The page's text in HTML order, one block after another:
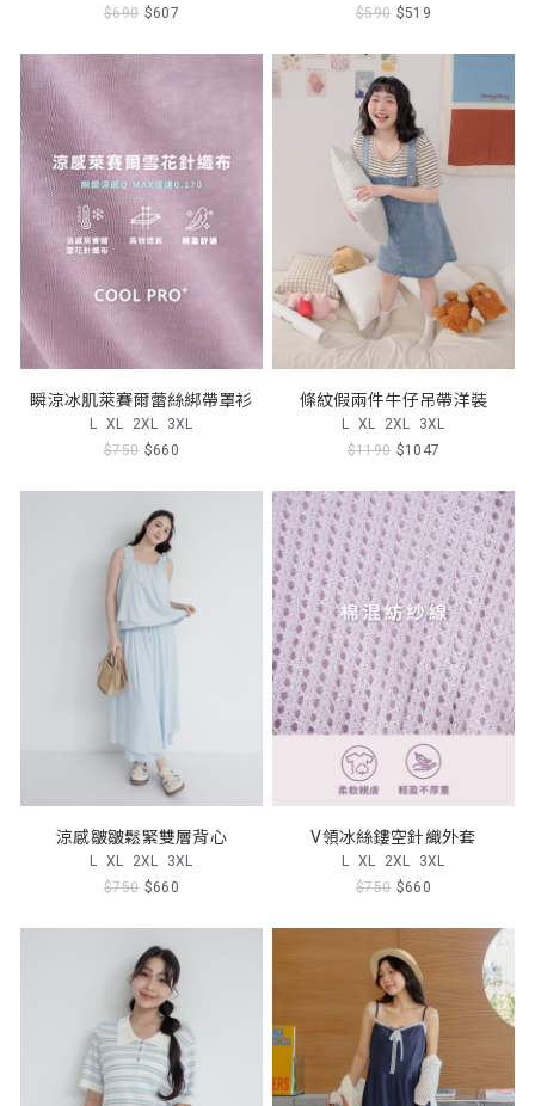
$690 $607
$590 $519
瞬涼冰肌萊賽爾蕾絲綁帶罩衫
L XL 2XL 3XL
$750 $660
條紋假兩件牛仔吊帶洋裝
L XL 2XL 3XL
$1190 $1047
涼感皺皺鬆緊雙層背心
L XL 2XL 3XL
$750 $660
V領冰絲鏤空針織外套
L XL 2XL 3XL
$750 $660